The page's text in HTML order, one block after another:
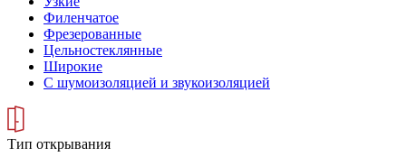
Филенчатое
Фрезерованные
Цельностеклянные
Широкие
С шумоизоляцией и звукоизоляцией
Тип открывания